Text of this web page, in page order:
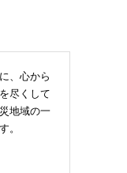
、心から
尽くして
地域の一
。